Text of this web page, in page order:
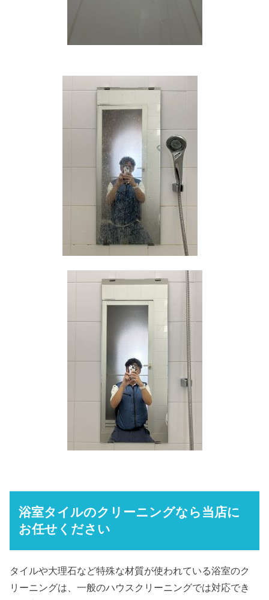
浴室タイルのクリーニングなら当店に
お任せください
タイルや大理石など特殊な材質が使われている浴室のク
リーニングは、一般のハウスクリーニングでは対応でき